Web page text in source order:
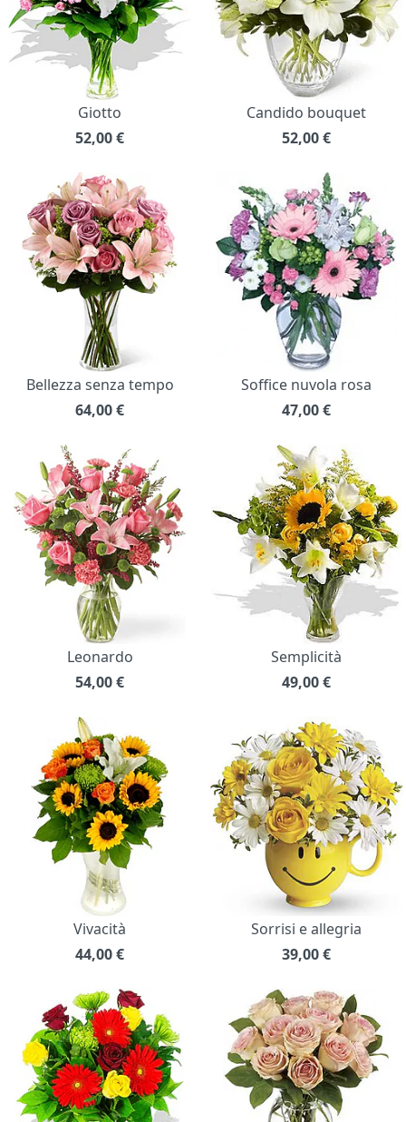
Giotto
52,00€
Candido bouquet
52,00€
Bellezza senza tempo
64,00€
Soffice nuvola rosa
47,00€
Leonardo
54,00€
Semplicità
49,00€
Vivacità
44,00€
Sorrisi e allegria
39,00€